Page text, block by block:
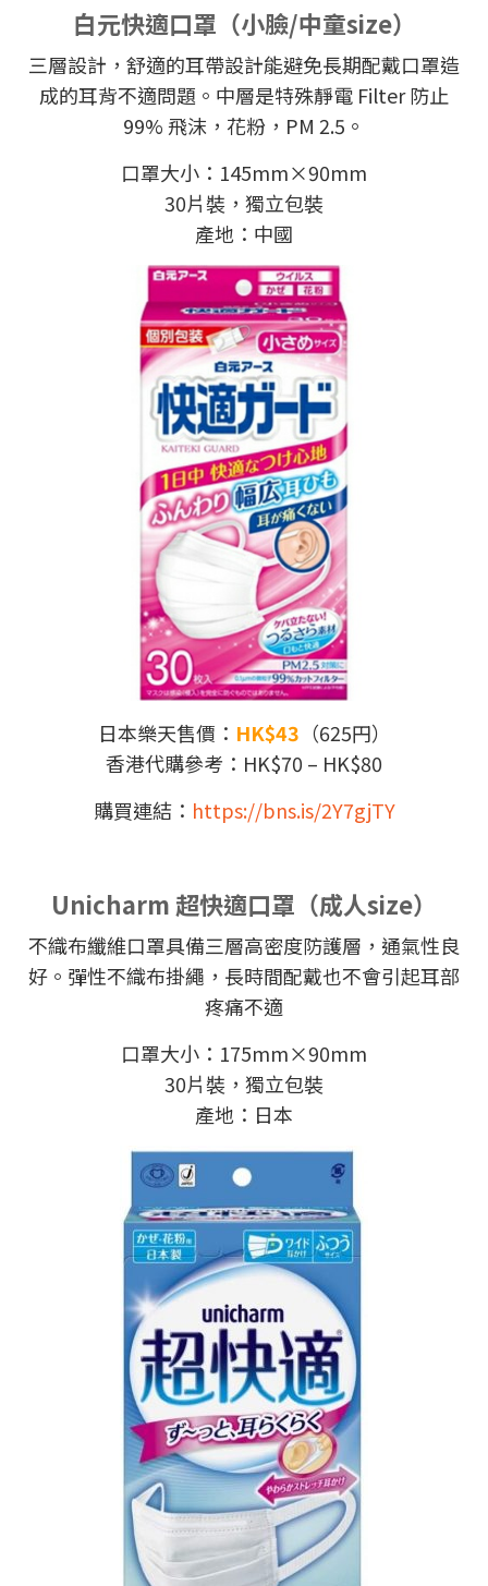
白元快適口罩（小臉/中童size）
三層設計，舒適的耳帶設計能避免長期配戴口罩造
成的耳背不適問題。中層是特殊靜電 Filter 防止
99% 飛沫，花粉，PM 2.5。
口罩大小：145mm×90mm
30片裝，獨立包裝
產地：中國
日本樂天售價： HK$43 （625円）
香港代購參考：HK$70 – HK$80
購買連結： https://bns.is/2Y7gjTY
Unicharm 超快適口罩 （成人size）
不織布纖維口罩具備三層高密度防護層，通氣性良
好。彈性不織布掛繩，長時間配戴也不會引起耳部
疼痛不適
口罩大小：175mm×90mm
30片裝，獨立包裝
產地：日本